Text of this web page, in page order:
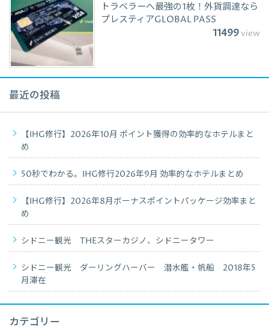
トラベラーへ最強の1枚！外貨調達なら
プレスティアGLOBAL PASS
11499view
最近の投稿
【IHG修行】2026年10月 ポイント獲得の効率的なホテルまと
め
50秒でわかる。IHG修行2026年9月 効率的なホテルまとめ
【IHG修行】2026年8月ボーナスポイントパッケージ効率まと
め
シドニー観光 THEスターカジノ、シドニータワー
シドニー観光 ダーリングハーバー 潜水艦・帆船 2018年5
月滞在
カテゴリー